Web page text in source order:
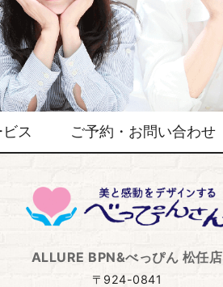
ス ご予約・お問い合わせ
ALLURE BPN&べっぴん 松任店
〒924-0841